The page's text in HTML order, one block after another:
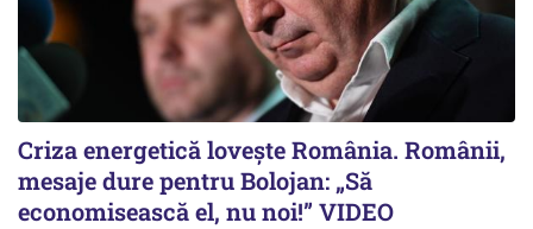
Criza energetică lovește România. Românii,
mesaje dure pentru Bolojan: „Să
economisească el, nu noi!” VIDEO